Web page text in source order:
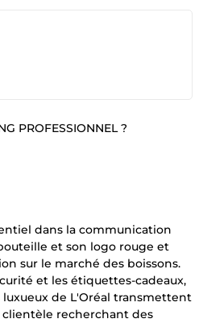
PROFESSIONNEL ?
dans la communication
et son logo rouge et
sur le marché des boissons.
et les étiquettes-cadeaux,
de L'Oréal transmettent
recherchant des